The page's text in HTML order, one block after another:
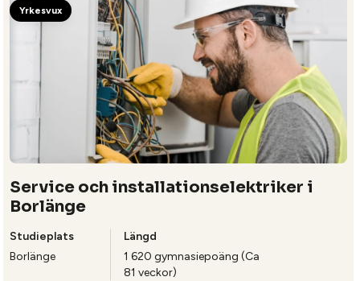
Yrkesvux
Service och installationselektriker i
Borlänge
Studieplats
Borlänge
Längd
1 620 gymnasiepoäng (Ca
81 veckor)